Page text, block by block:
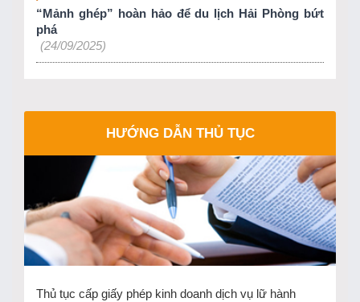
“Mảnh ghép” hoàn hảo để du lịch Hải Phòng bứt
phá
(24/09/2025)
HƯỚNG DẪN THỦ TỤC
Thủ tục cấp giấy phép kinh doanh dịch vụ lữ hành